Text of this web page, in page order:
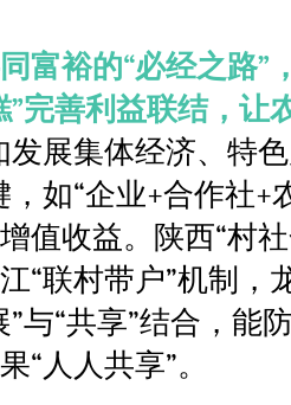
富裕的“必经之路”
”完善利益联结，让
发展集体经济、特
，如“企业+合作社+
值收益。陕西“村
“联村带户”机制，
”与“共享”结合，能
“人人共享”。